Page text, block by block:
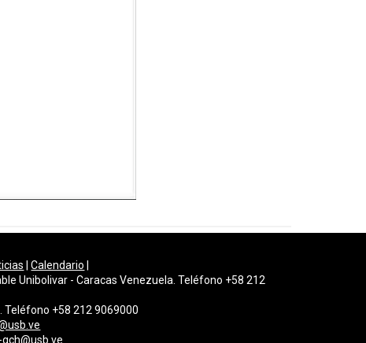
|Calendario
Unibolivar - Caracas Venezuela. Teléfono +58 212
Teléfono +58 212 9069000